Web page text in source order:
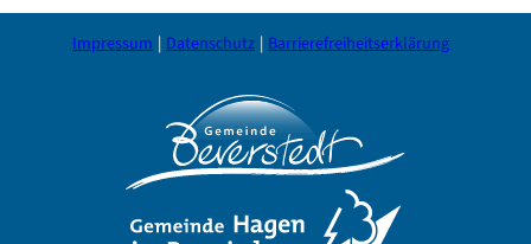
Impressum Datenschutz Barrierefreiheitserklärung